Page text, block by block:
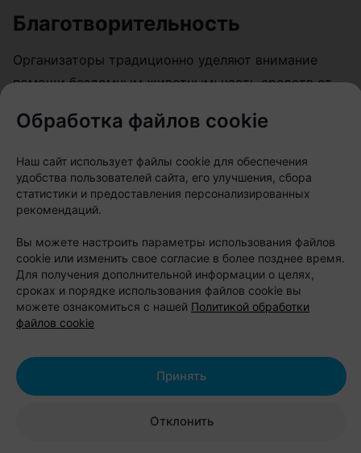
Благотворительность
Организаторы традиционно уделяют внимание
помощи бездомным животным: часть средств от
профильных благотворительных инициатив.
Pets Fest задуман как формат летнего отдыха на
свежем воздухе, где можно получить полезные
знания от экспертов, провести время с семьей и
питомцем и познакомиться с миром животных
ближе.
Что: Pets Fest 2026
Когда: 8–9 августа 2026 года
побережье Цнянского водохранилища
Вход: свободный
Обработка файлов cookie
Наш сайт использует файлы cookie для обеспечения
удобства пользователей сайта, его улучшения, сбора
статистики и предоставления персонализированных
рекомендаций.
Вы можете настроить параметры использования файлов
cookie или изменить свое согласие в более позднее время.
Для получения дополнительной информации о целях,
сроках и порядке использования файлов cookie вы
можете ознакомиться с нашей Политикой обработки
файлов cookie
Отклонить
Принять